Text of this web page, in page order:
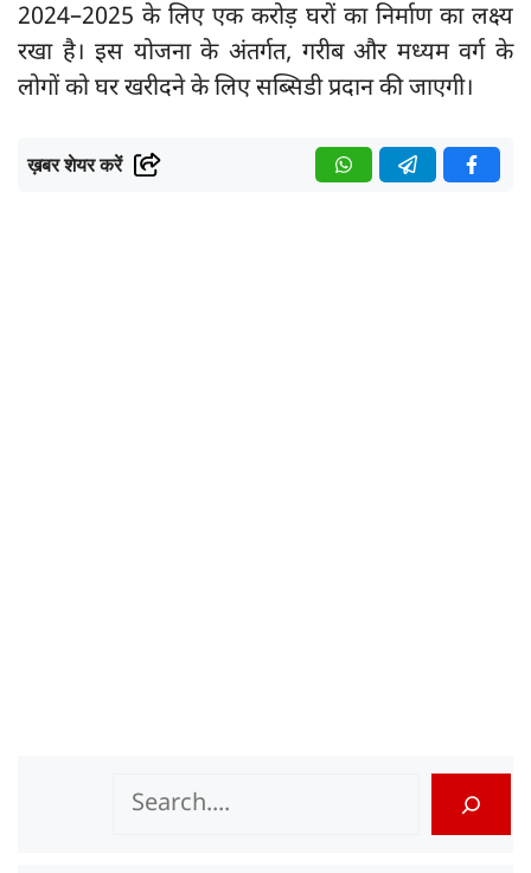
2024–2025 के लिए एक करोड़ घरों का निर्माण का लक्ष्य
रखा है। इस योजना के अंतर्गत, गरीब और मध्यम वर्ग के
लोगों को घर खरीदने के लिए सब्सिडी प्रदान की जाएगी।
ख़बर शेयर करें